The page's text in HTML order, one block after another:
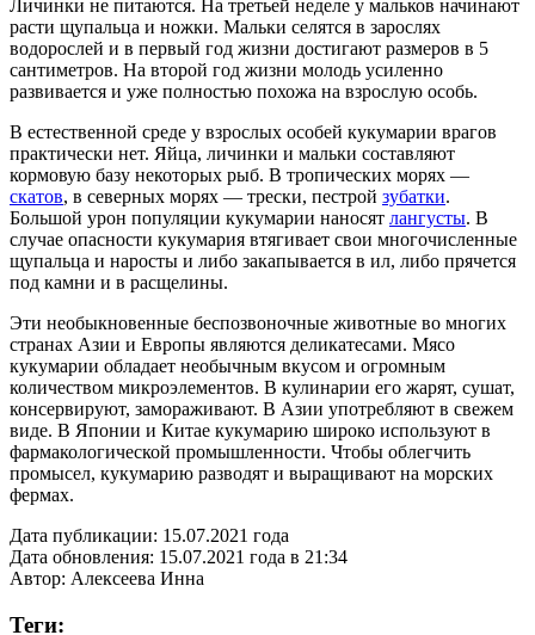
Личинки не питаются. На третьей неделе у мальков начинают
расти щупальца и ножки. Мальки селятся в зарослях
водорослей и в первый год жизни достигают размеров в 5
сантиметров. На второй год жизни молодь усиленно
развивается и уже полностью похожа на взрослую особь.
В естественной среде у взрослых особей кукумарии врагов
практически нет. Яйца, личинки и мальки составляют
кормовую базу некоторых рыб. В тропических морях —
скатов, в северных морях — трески, пестрой зубатки.
Большой урон популяции кукумарии наносят лангусты. В
случае опасности кукумария втягивает свои многочисленные
щупальца и наросты и либо закапывается в ил, либо прячется
под камни и в расщелины.
Эти необыкновенные беспозвоночные животные во многих
странах Азии и Европы являются деликатесами. Мясо
кукумарии обладает необычным вкусом и огромным
количеством микроэлементов. В кулинарии его жарят, сушат,
консервируют, замораживают. В Азии употребляют в свежем
виде. В Японии и Китае кукумарию широко используют в
фармакологической промышленности. Чтобы облегчить
промысел, кукумарию разводят и выращивают на морских
фермах.
Дата публикации: 15.07.2021 года
Дата обновления: 15.07.2021 года в 21:34
Автор: Алексеева Инна
Теги: